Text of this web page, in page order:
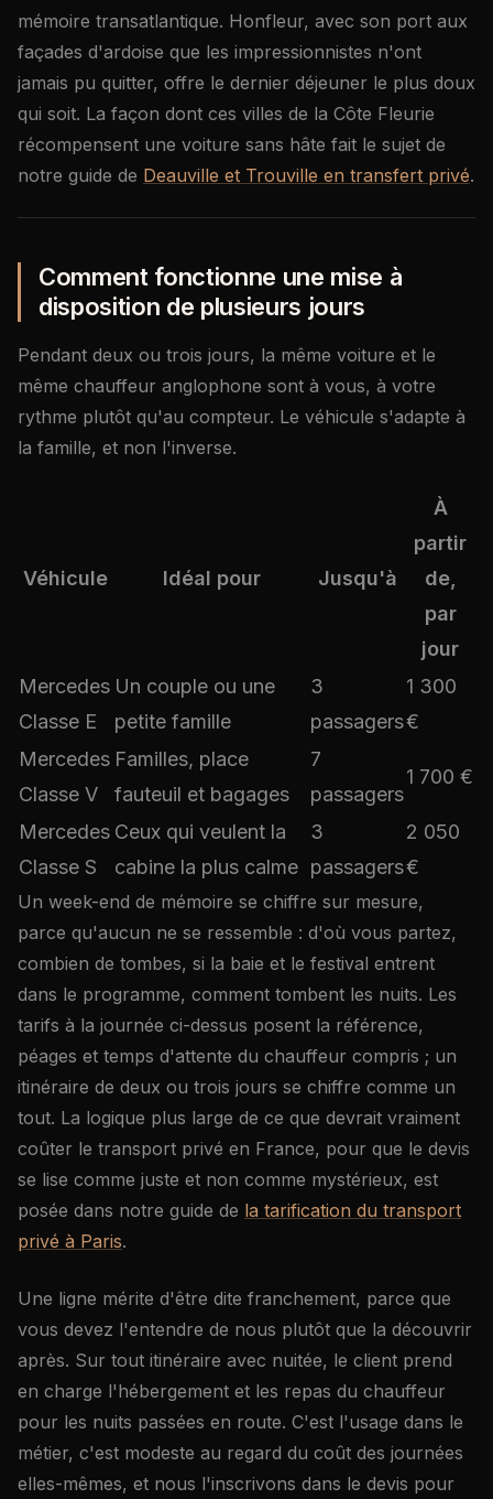
mémoire transatlantique. Honfleur, avec son port aux
façades d'ardoise que les impressionnistes n'ont
jamais pu quitter, offre le dernier déjeuner le plus doux
qui soit. La façon dont ces villes de la Côte Fleurie
récompensent une voiture sans hâte fait le sujet de
notre guide de Deauville et Trouville en transfert privé.
Comment fonctionne une mise à
disposition de plusieurs jours
Pendant deux ou trois jours, la même voiture et le
même chauffeur anglophone sont à vous, à votre
rythme plutôt qu'au compteur. Le véhicule s'adapte à
la famille, et non l'inverse.
Véhicule Idéal pour Jusqu'à
À
partir
de,
par
jour
Mercedes
Classe E
Un couple ou une
petite famille
3
passagers
1 300
€
Mercedes
Classe V
Familles, place
fauteuil et bagages
7
passagers
1 700 €
Mercedes
Classe S
Ceux qui veulent la
cabine la plus calme
3
passagers
2 050
€
Un week-end de mémoire se chiffre sur mesure,
parce qu'aucun ne se ressemble : d'où vous partez,
combien de tombes, si la baie et le festival entrent
dans le programme, comment tombent les nuits. Les
tarifs à la journée ci-dessus posent la référence,
péages et temps d'attente du chauffeur compris ; un
itinéraire de deux ou trois jours se chiffre comme un
tout. La logique plus large de ce que devrait vraiment
coûter le transport privé en France, pour que le devis
se lise comme juste et non comme mystérieux, est
posée dans notre guide de la tarification du transport
privé à Paris.
Une ligne mérite d'être dite franchement, parce que
vous devez l'entendre de nous plutôt que la découvrir
après. Sur tout itinéraire avec nuitée, le client prend
en charge l'hébergement et les repas du chauffeur
pour les nuits passées en route. C'est l'usage dans le
métier, c'est modeste au regard du coût des journées
elles-mêmes, et nous l'inscrivons dans le devis pour